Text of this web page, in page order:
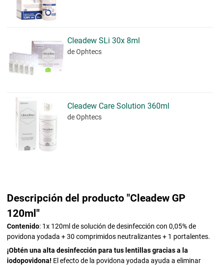
Cleadew SLi 30x 8ml
de Ophtecs
Cleadew Care Solution 360ml
de Ophtecs
Descripción del producto "Cleadew GP
120ml"
Contenido: 1x 120ml de solución de desinfección con 0,05% de
povidona yodada + 30 comprimidos neutralizantes + 1 portalentes.
¡Obtén una alta desinfección para tus lentillas gracias a la
iodopovidona! El efecto de la povidona yodada ayuda a eliminar